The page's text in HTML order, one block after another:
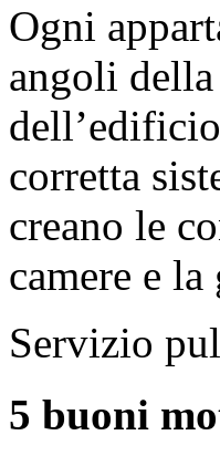
Ogni
angoli
corretta
creano le
camere e
Servizio
5 buoni